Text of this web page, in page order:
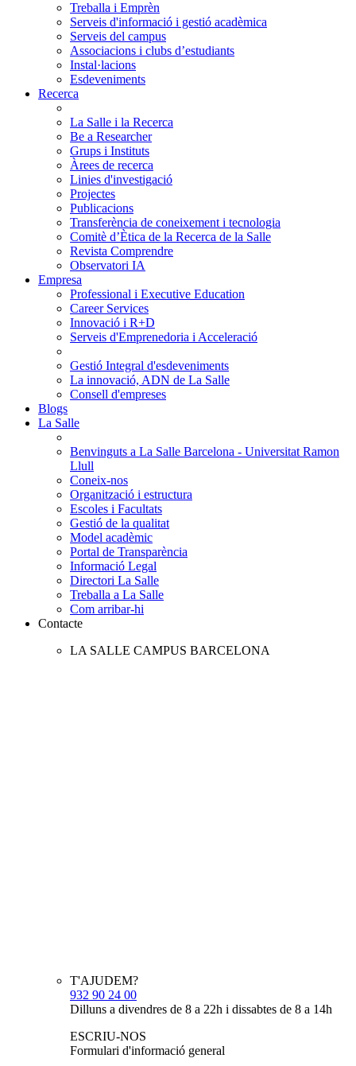
Treballa i Emprèn
Serveis d'informació i gestió acadèmica
Serveis del campus
Associacions i clubs d’estudiants
Instal·lacions
Esdeveniments
Recerca
La Salle i la Recerca
Be a Researcher
Grups i Instituts
Àrees de recerca
Linies d'investigació
Projectes
Publicacions
Transferència de coneixement i tecnologia
Comitè d’Ètica de la Recerca de la Salle
Revista Comprendre
Observatori IA
Empresa
Professional i Executive Education
Career Services
Innovació i R+D
Serveis d'Emprenedoria i Acceleració
Gestió Integral d'esdeveniments
La innovació, ADN de La Salle
Consell d'empreses
Blogs
La Salle
Benvinguts a La Salle Barcelona - Universitat Ramon
Llull
Coneix-nos
Organització i estructura
Escoles i Facultats
Gestió de la qualitat
Model acadèmic
Portal de Transparència
Informació Legal
Directori La Salle
Treballa a La Salle
Com arribar-hi
Contacte
LA SALLE CAMPUS BARCELONA
T'AJUDEM?
932 90 24 00
Dilluns a divendres de 8 a 22h i dissabtes de 8 a 14h
ESCRIU-NOS
Formulari d'informació general